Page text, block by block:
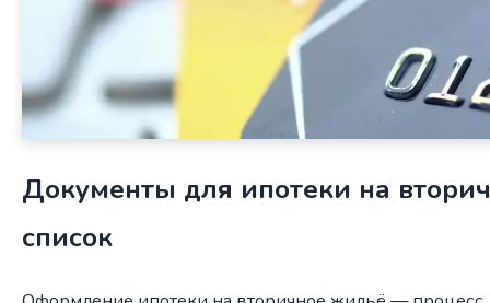
Документы для ипотеки на
список